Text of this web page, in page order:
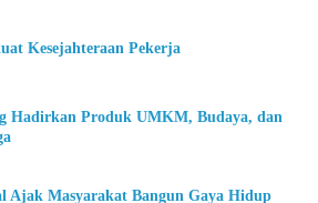
Kesejahteraan Pekerja
Hadirkan Produk UMKM, Budaya, dan
Ajak Masyarakat Bangun Gaya Hidup